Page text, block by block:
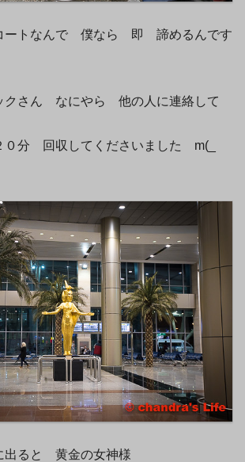
トなんで 僕なら 即 諦めるんです
クさん なにやら 他の人に連絡して
分 回収してくださいました m(_
出ると 黄金の女神様